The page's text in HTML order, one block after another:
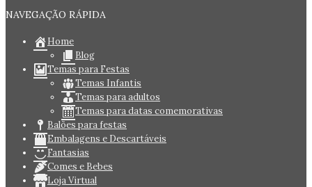
NAVEGAÇÃO RÁPIDA
Home
Blog
Temas para Festas
Temas Infantis
Temas para adultos
Temas para datas comemorativas
Balões para festas
Embalagens e Descartáveis
Fantasias
Comes e Bebes
Loja Virtual